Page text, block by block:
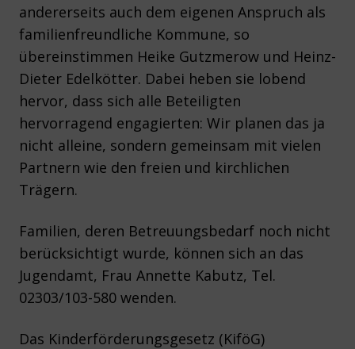
andererseits auch dem eigenen Anspruch als
familienfreundliche Kommune, so
übereinstimmen Heike Gutzmerow und Heinz-
Dieter Edelkötter. Dabei heben sie lobend
hervor, dass sich alle Beteiligten
hervorragend engagierten: Wir planen das ja
nicht alleine, sondern gemeinsam mit vielen
Partnern wie den freien und kirchlichen
Trägern.
Familien, deren Betreuungsbedarf noch nicht
berücksichtigt wurde, können sich an das
Jugendamt, Frau Annette Kabutz, Tel.
02303/103-580 wenden.
Das Kinderförderungsgesetz (KiföG)